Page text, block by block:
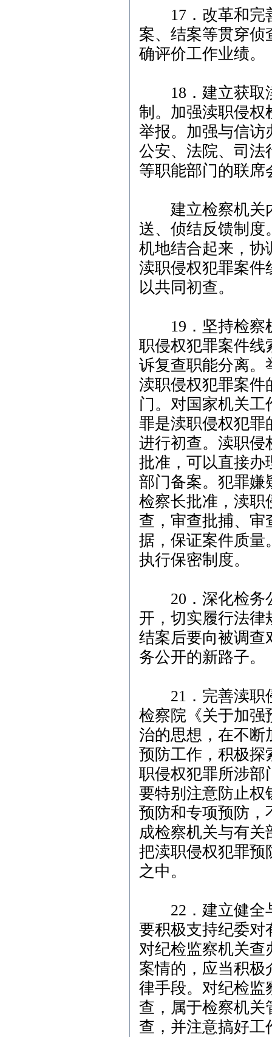
17．改革和完善
案、结案等贯穿侦
确评价工作业绩。
18．建立获取渎
制。加强渎职侵权
举报。加强与信访
公安、法院、司法
等职能部门的联席
建立检察机关内
送、侦结反馈制度
机地结合起来，协
渎职侵权犯罪案件
以共同初查。
19．坚持检察机
职侵权犯罪案件线
诉复查职能分离。
渎职侵权犯罪案件
门。对国家机关
罪是渎职侵权犯罪
进行初查。渎职侵
批准，可以直接办
部门备案。犯罪嫌
检察长批准，渎职
查，审查批捕、审
据，保证案件质量
执行保密制度。
20．深化检务公
开，切实履行法律
结案后要向被调查
务公开的新路子。
21．完善渎职侵
检察院《关于加强
治的思想，在不断
预防工作，积极探
职侵权犯罪所涉部
要特别注意防止权
预防和专项预防，
成检察机关与有
把渎职侵权犯罪预
之中。
22．建立健全与
要积极支持纪委对
对纪检监察机关查
案情的，应当积极
律手段。对纪检监
查，属于检察机关
查，并注意搞好工